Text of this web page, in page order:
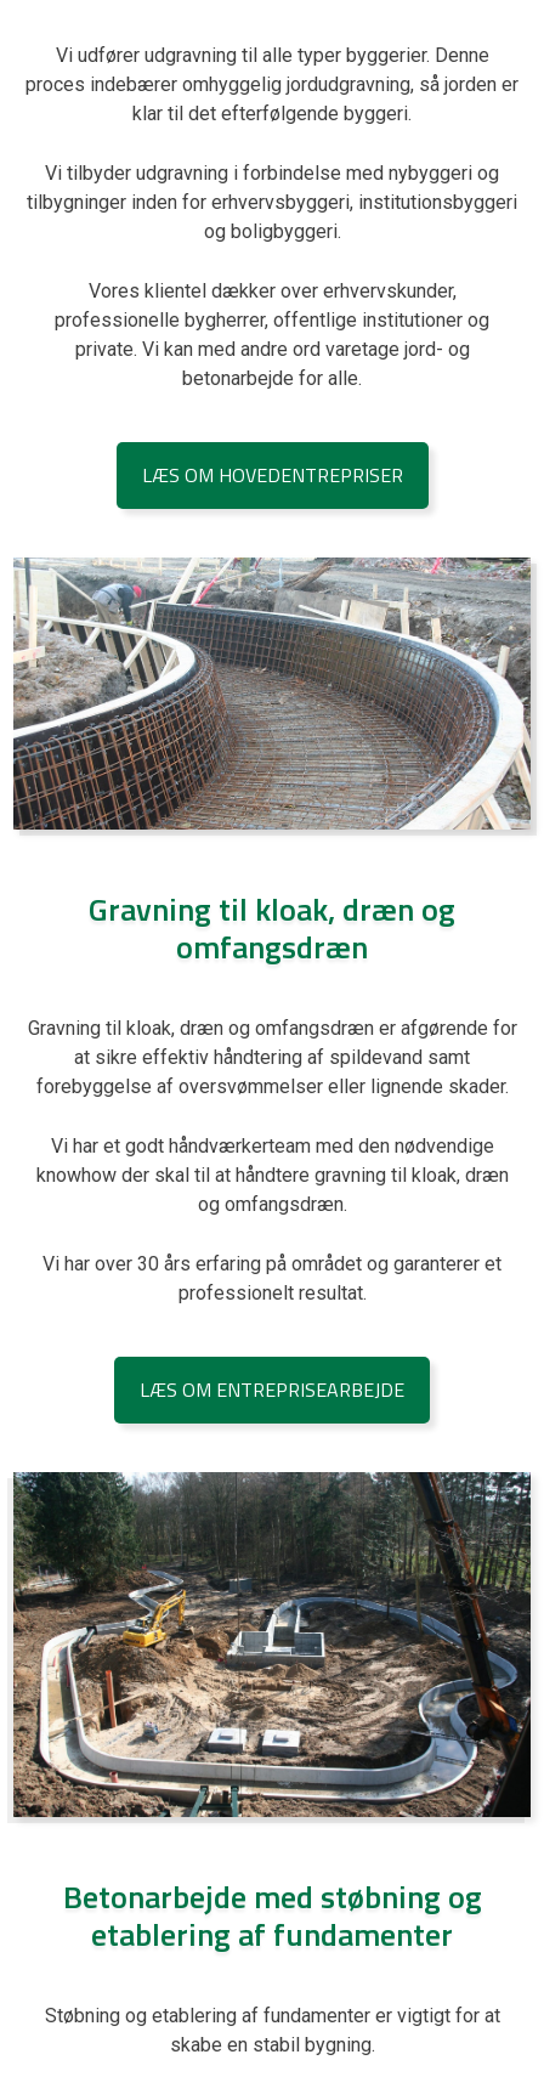
Vi udfører udgravning til alle typer byggerier. Denne
proces indebærer omhyggelig jordudgravning, så jorden er
klar til det efterfølgende byggeri.
Vi tilbyder udgravning i forbindelse med nybyggeri og
tilbygninger inden for erhvervsbyggeri, institutionsbyggeri
og boligbyggeri.
Vores klientel dækker over erhvervskunder,
professionelle bygherrer, offentlige institutioner og
private. Vi kan med andre ord varetage jord- og
betonarbejde for alle.
LÆS OM HOVEDENTREPRISER
Gravning til kloak, dræn og
omfangsdræn
Gravning til kloak, dræn og omfangsdræn er afgørende for
at sikre effektiv håndtering af spildevand samt
forebyggelse af oversvømmelser eller lignende skader.
Vi har et godt håndværkerteam med den nødvendige
knowhow der skal til at håndtere gravning til kloak, dræn
og omfangsdræn.
Vi har over 30 års erfaring på området og garanterer et
professionelt resultat.
LÆS OM ENTREPRISEARBEJDE
Betonarbejde med støbning og
etablering af fundamenter
Støbning og etablering af fundamenter er vigtigt for at
skabe en stabil bygning.